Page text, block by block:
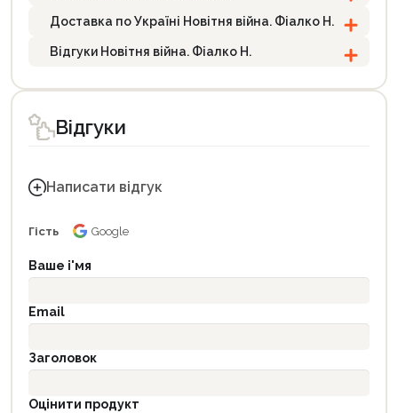
Доставка по Україні Новітня війна. Фіалко Н.
Відгуки Новітня війна. Фіалко Н.
Відгуки
Написати відгук
Гість Google
Ваше і'мя
Email
Заголовок
Оцінити продукт